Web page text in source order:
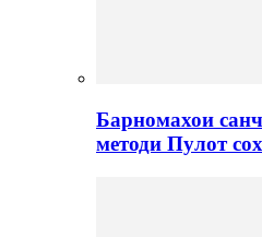
Барномахои
методи Пулот